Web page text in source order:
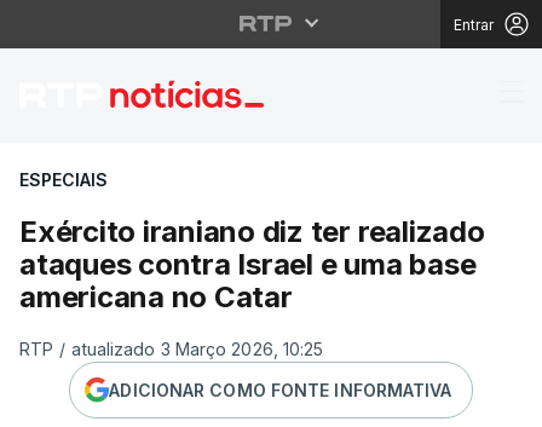
Entrar
Exército iraniano diz
ESPECIAIS
Exército iraniano diz ter realizado
ataques contra Israel e uma base
americana no Catar
RTP / atualizado 3 Março 2026, 10:25
ADICIONAR COMO FONTE INFORMATIVA